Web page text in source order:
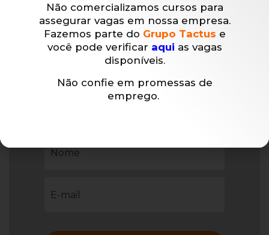
Não comercializamos cursos para
assegurar vagas em nossa empresa.
Fazemos parte do Grupo Tactus e
você pode verificar aqui as vagas
disponíveis.
Não confie em promessas de
emprego.